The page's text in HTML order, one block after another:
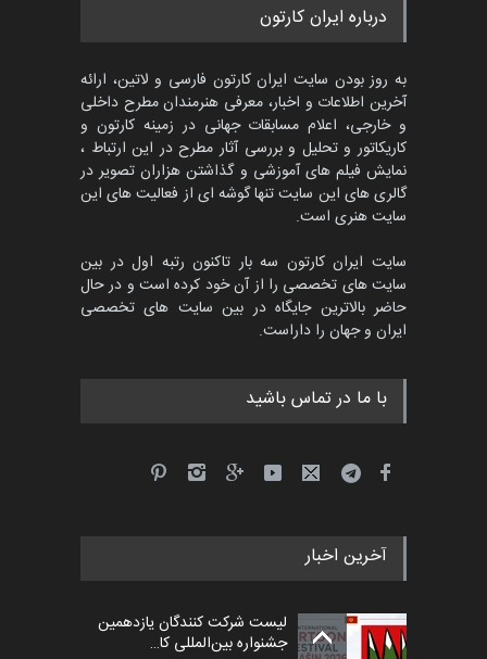
مسابقه بین‌المللی کارتون آیدین
دوغان، ترکیه،…
مسابقۀ بین‌المللی کارتون و
کاریکاتور «البغلی…
مهلت 3 ماه دیگر
پنجمین مسابقۀ بین‌المللی
کارتون CARTUNION ، …
مهلت
مهلت
پنجمین مسابقۀ بین‌المللی
مهلت 5 ماه دیگر
درباره ایران کارتون
به روز بودن سایت ایران کارتون فارسی و لاتین، ارائه
آخرین اطلاعات و اخبار، معرفی هنرمندان مطرح داخلی
و خارجی، اعلام مسابقات جهانی در زمینه کارتون و
کاریکاتور و تحلیل و بررسی آثار مطرح در این ارتباط ،
نمایش فیلم های آموزشی و گذاشتن هزاران تصویر در
گالری های این سایت تنها گوشه ای از فعالیت های این
سایت هنری است.
سایت ایران کارتون سه بار تاکنون رتبه اول در بین
سایت های تخصصی را از آن خود کرده است و در حال
حاضر بالاترین جایگاه در بین سایت های تخصصی
ایران و جهان را داراست.
با ما در تماس باشید
آخرین اخبار
لیست شرکت کنندگان یازدهمین
جشنواره بین‌المللی کا…